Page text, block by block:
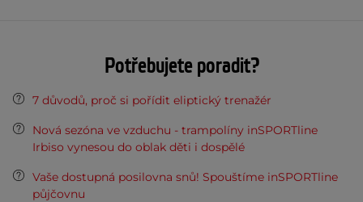
Potřebujete poradit?
7 důvodů, proč si pořídit eliptický trenažér
Nová sezóna ve vzduchu - trampolíny inSPORTline
Irbiso vynesou do oblak děti i dospělé
Vaše dostupná posilovna snů! Spouštíme inSPORTline
půjčovnu